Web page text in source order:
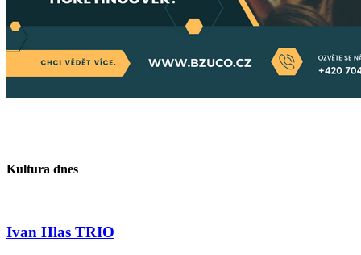
Kultura dnes
Ivan Hlas TRIO